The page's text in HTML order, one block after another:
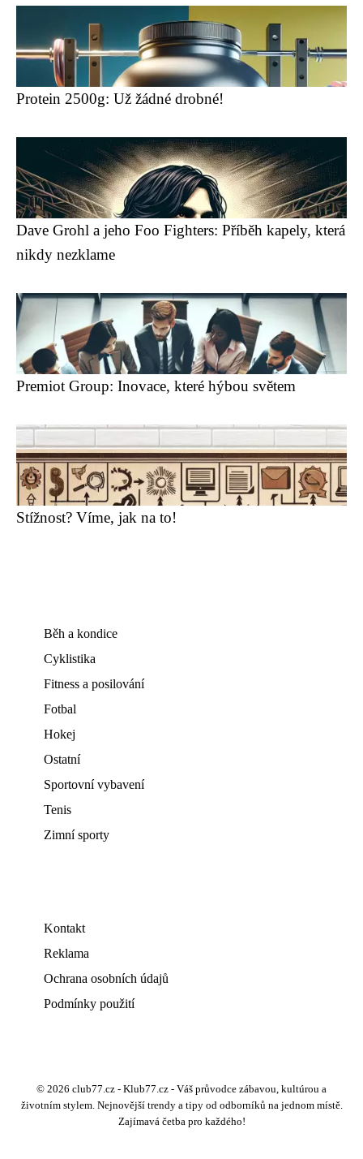
Protein 2500g: Už žádné drobné!
Dave Grohl a jeho Foo Fighters: Příběh kapely, která
nikdy nezklame
Premiot Group: Inovace, které hýbou světem
Stížnost? Víme, jak na to!
Běh a kondice
Cyklistika
Fitness a posilování
Fotbal
Hokej
Ostatní
Sportovní vybavení
Tenis
Zimní sporty
Kontakt
Reklama
Ochrana osobních údajů
Podmínky použití
© 2026 club77.cz - Klub77.cz - Váš průvodce zábavou, kultúrou a
životním stylem. Nejnovější trendy a tipy od odborníků na jednom místě.
Zajímavá četba pro každého!